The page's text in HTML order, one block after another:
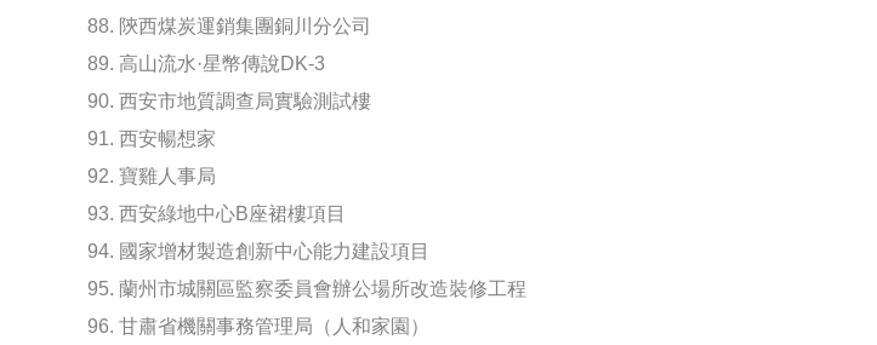
88. 陝西煤炭運銷集團銅川分公司
89. 高山流水·星幣傳說DK-3
90. 西安市地質調查局實驗測試樓
91. 西安暢想家
92. 寶雞人事局
93. 西安綠地中心B座裙樓項目
94. 國家增材製造創新中心能力建設項目
95. 蘭州市城關區監察委員會辦公場所改造裝修工程
96. 甘肅省機關事務管理局（人和家園）